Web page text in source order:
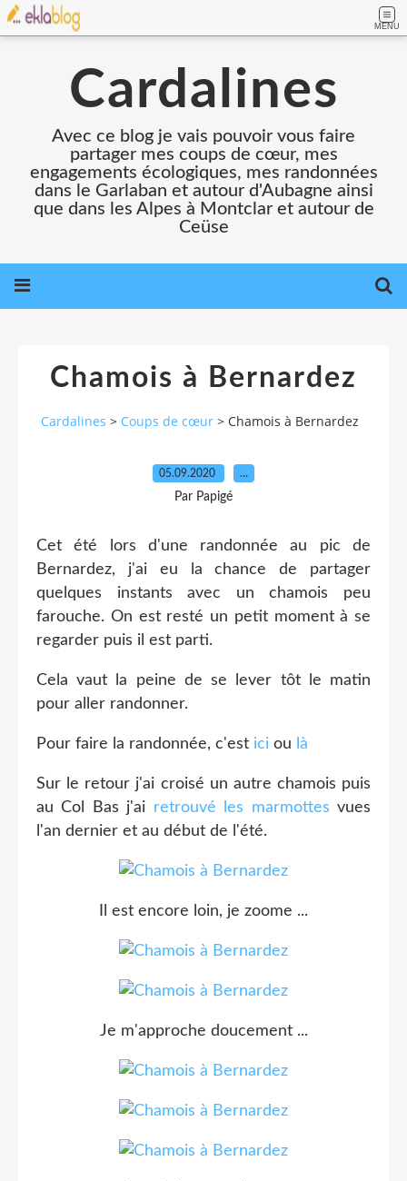
MENU
Cardalines
Avec ce blog je vais pouvoir vous faire
partager mes coups de cœur, mes
engagements écologiques, mes randonnées
dans le Garlaban et autour d'Aubagne ainsi
que dans les Alpes à Montclar et autour de
Ceüse
Chamois à Bernardez
Cardalines > Coups de cœur > Chamois à Bernardez
05.09.2020 …
Par Papigé
Cet été lors d'une randonnée au pic de
Bernardez, j'ai eu la chance de partager
quelques instants avec un chamois peu
farouche. On est resté un petit moment à se
regarder puis il est parti.
Cela vaut la peine de se lever tôt le matin
pour aller randonner.
Pour faire la randonnée, c'est ici ou là
Sur le retour j'ai croisé un autre chamois puis
au Col Bas j'ai retrouvé les marmottes vues
l'an dernier et au début de l'été.
Il est encore loin, je zoome ...
Je m'approche doucement ...